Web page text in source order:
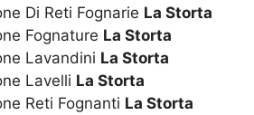
Di Reti Fognarie La Storta
Fognature La Storta
Lavandini La Storta
Lavelli La Storta
Reti Fognanti La Storta